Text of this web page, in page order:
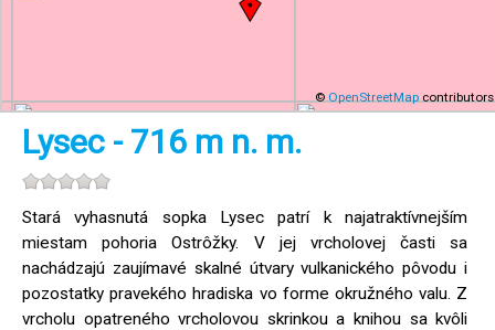
©OpenStreetMapcontributors
Lysec - 716 m n. m.
Stará vyhasnutá sopka Lysec patrí k najatraktívnejším
miestam pohoria Ostrôžky. V jej vrcholovej časti sa
nachádzajú zaujímavé skalné útvary vulkanického pôvodu i
pozostatky pravekého hradiska vo forme okružného valu. Z
vrcholu opatreného vrcholovou skrinkou a knihou sa kvôli